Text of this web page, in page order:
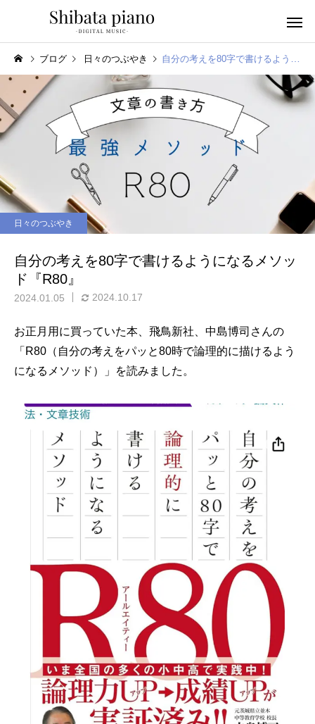
幼児音感レッスン
小・中・高・
ブログ 日々のつぶやき 自分の考えを80字で書けるようになるメソッド『R80』
日々のつぶやき
自分の考えを80字で書けるようになるメソッ
ド『R80』
2024.01.05 2024.10.17
お正月用に買っていた本、飛鳥新社、中島博司さんの
「R80（自分の考えをパッと80時で論理的に描けるよう
になるメソッド）」を読みました。